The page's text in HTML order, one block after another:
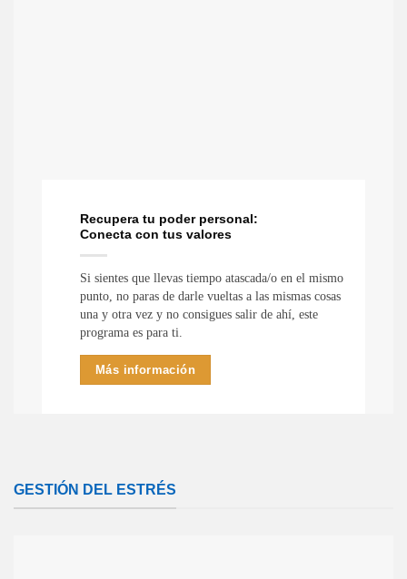
Recupera tu poder personal:
Conecta con tus valores
Si sientes que llevas tiempo atascada/o en el mismo
punto, no paras de darle vueltas a las mismas cosas
una y otra vez y no consigues salir de ahí, este
programa es para ti.
Más información
GESTIÓN DEL ESTRÉS